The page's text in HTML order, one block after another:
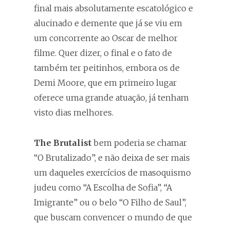
final mais absolutamente escatológico e
alucinado e demente que já se viu em
um concorrente ao Oscar de melhor
filme. Quer dizer, o final e o fato de
também ter peitinhos, embora os de
Demi Moore, que em primeiro lugar
oferece uma grande atuação, já tenham
visto dias melhores.
The Brutalist bem poderia se chamar
“O Brutalizado”, e não deixa de ser mais
um daqueles exercícios de masoquismo
judeu como “A Escolha de Sofia”, “A
Imigrante” ou o belo “O Filho de Saul”,
que buscam convencer o mundo de que